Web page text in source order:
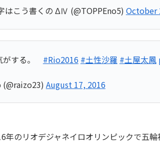
はこう書くの ΔⅣ (@TOPPEno5) October
がする。 #Rio2016 #土性沙羅 #土屋太鳳
August 17, 2016
年のリオデジャネイロオリンピックで五